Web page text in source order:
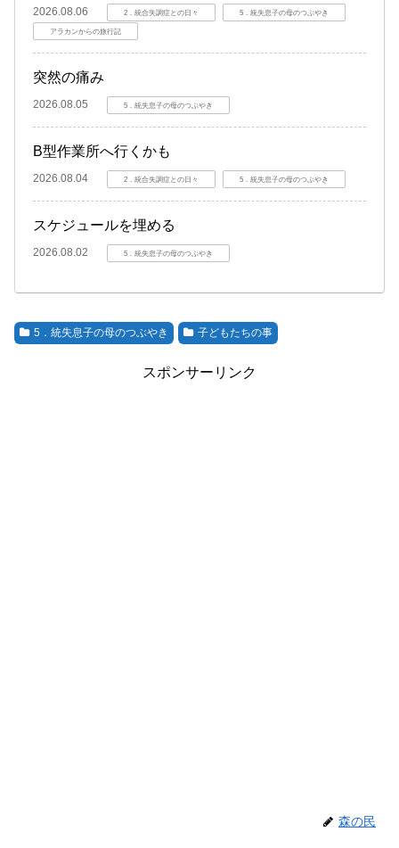
2026.08.06 2．統合失調症との日々 5．統失息子の母のつぶやき
アラカンからの旅行記
突然の痛み
2026.08.05 5．統失息子の母のつぶやき
B型作業所へ行くかも
2026.08.04 2．統合失調症との日々 5．統失息子の母のつぶやき
スケジュールを埋める
2026.08.02 5．統失息子の母のつぶやき
5．統失息子の母のつぶやき 子どもたちの事
スポンサーリンク
森の民